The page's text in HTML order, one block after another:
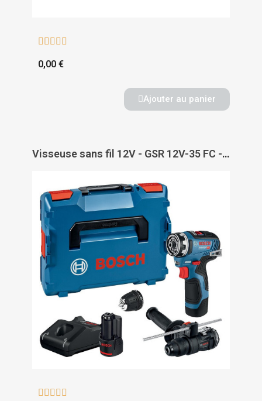
    
0,00 €
Ajouter au panier
Visseuse sans fil 12V - GSR 12V-35 FC - BOSCH
    